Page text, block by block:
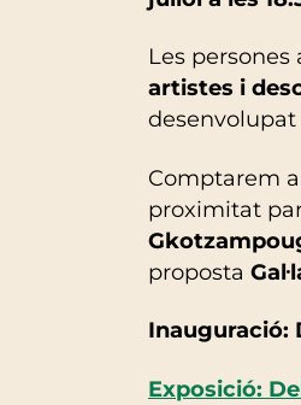
Les
artistes i
desenvolupat
Comptarem
proximitat
proposta
Inauguració:
Exposició: